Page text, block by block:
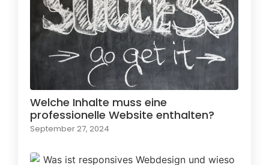
Welche Inhalte muss eine
professionelle Website enthalten?
September 27, 2024